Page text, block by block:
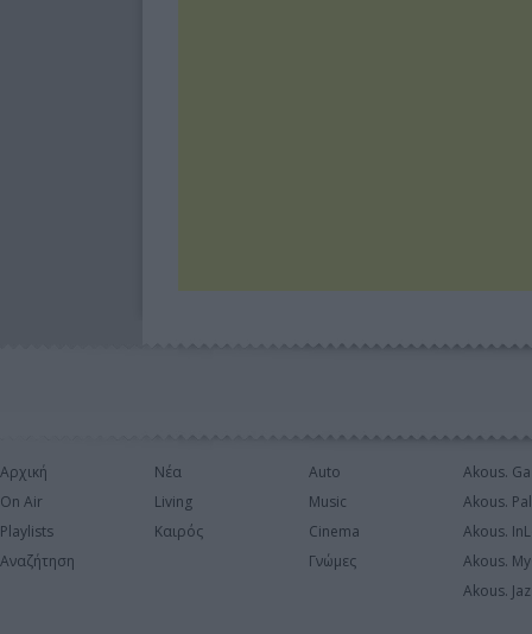
Αρχική
On Air
Playlists
Αναζήτηση
Νέα
Living
Καιρός
Auto
Music
Cinema
Γνώμες
Akous.
Akous.
Akous.
Akous.
Akous.